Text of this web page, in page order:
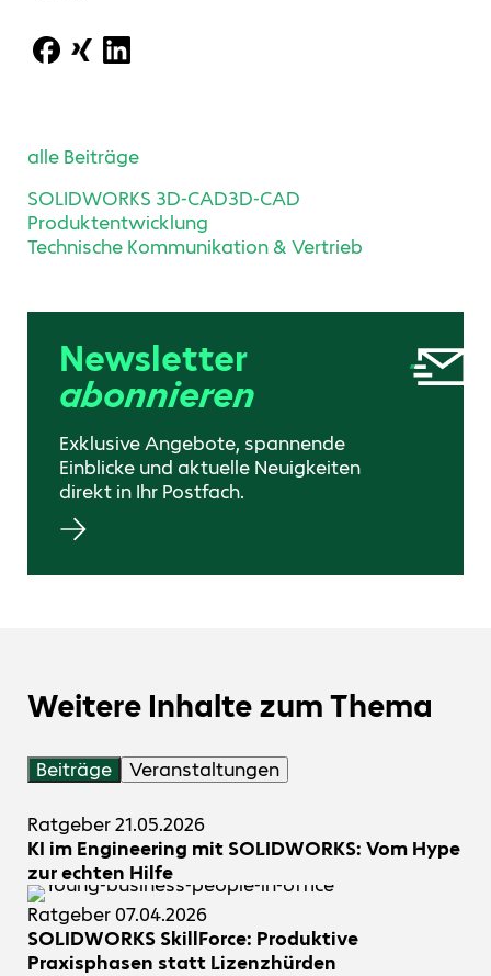
alle Beiträge
SOLIDWORKS 3D-CAD3D-CAD
Produktentwicklung
Technische Kommunikation & Vertrieb
Newsletter
abonnieren
Exklusive Angebote, spannende
Einblicke und aktuelle Neuigkeiten
direkt in Ihr Postfach.
Weitere Inhalte zum Thema
Beiträge Veranstaltungen
Ratgeber21.05.2026
KI im Engineering mit SOLIDWORKS: Vom Hype
zur echten Hilfe
Ratgeber 07.04.2026
SOLIDWORKS SkillForce: Produktive
Praxisphasen statt Lizenzhürden